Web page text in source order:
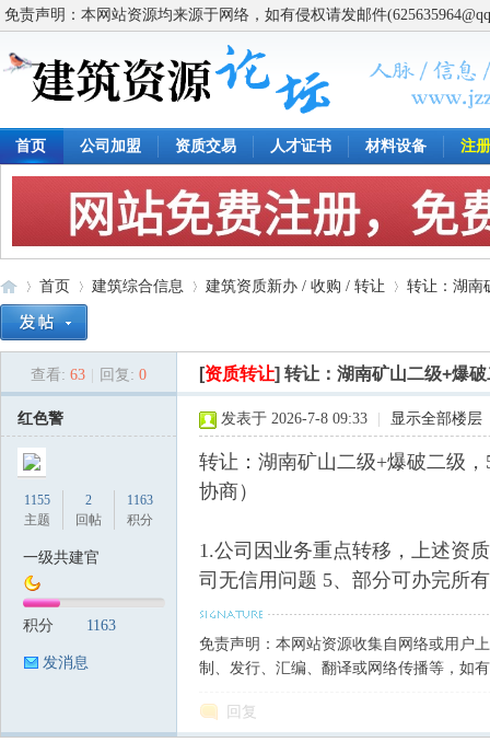
免责声明：本网站资源均来源于网络，如有侵权请发邮件
首页 公司加盟 资质交易 人才证书 材料设备 注
首页
›
建筑综合信息 建筑资质新办 / 收购 / 转让 转让：湖南
查看: 63 回复: 0 [资质转让] 转让：湖南矿山二级+爆
红色警
1155
主题
2
回帖
1163
积分
一级共建官
积分 1163
发消息
发表于 2026-7-8 09:33 显示全部楼层
转让：湖南矿山二级+爆破二级
协商）
1.公司因业务重点转移，上述资
司无信用问题 5、部分可办完所
免责声明：本网站资源收集自网络或用户
制、发行、汇编、翻译或网络传播等，如
回复